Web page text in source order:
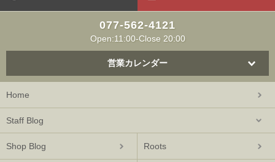
077-562-4121
Open:11:00-Close 20:00
営業カレンダー
Home
Staff Blog
Shop Blog Roots